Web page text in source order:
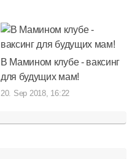
В Мамином клубе - ваксинг
для будущих мам!
20. Sep 2018, 16:22